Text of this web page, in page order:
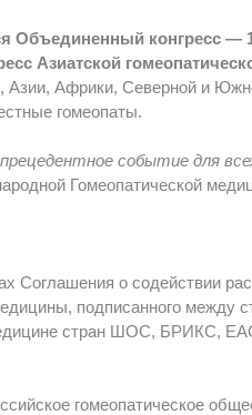
Объединенный конгресс —
Азиатской
Азии, Африки, Северной и
гомеопаты.
событие для
Гомеопатической
Соглашения о содействии
подписанного между
стран ШОС, БРИКС,
гомеопатическое